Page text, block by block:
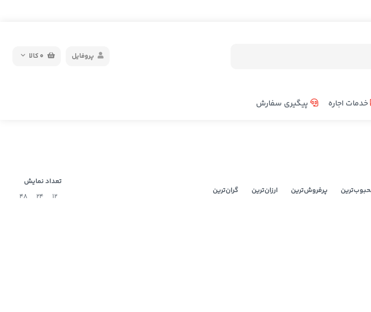
0کالا پروفایل
خدمات اجاره پیگیری سفارش
پرفروش‌ترین ارزان‌ترین گران‌ترین
تعداد نمایش
12
24
48